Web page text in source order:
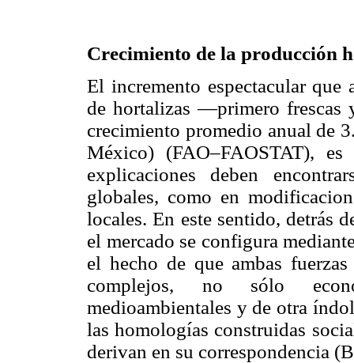
Crecimiento de la producción
El incremento espectacular
de hortalizas —primero frescas
crecimiento promedio anual de
México) (FAO–FAOSTAT),
explicaciones deben
globales, como en
locales. En este sentido, detrás
el mercado se configura
el hecho de que ambas
complejos, no sólo
medioambientales y de otra
las homologías construidas
derivan en su correspondencia